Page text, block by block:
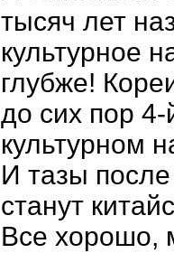
тысяч лет
культурное
глубже!
до сих пор
культурном
И тазы
станут
Все хорошо,